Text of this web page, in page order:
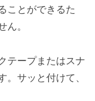
ことができるた
ん。
テープまたはスナ
サッと付けて、